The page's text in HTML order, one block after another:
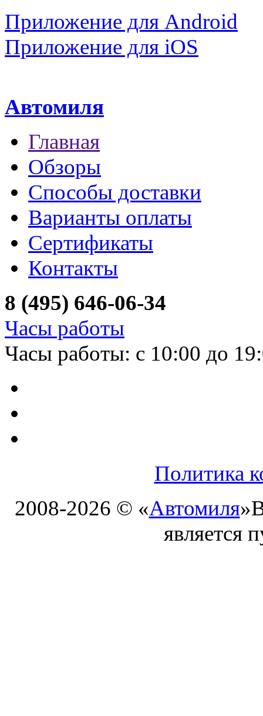
Приложение для Android
Приложение для iOS
Автомиля
Главная
Обзоры
Способы доставки
Варианты оплаты
Сертификаты
Контакты
8 (495) 646-06-34
Часы работы
Часы работы: с 10:00 до
Политика
2008-2026 © «Автомиля»
является